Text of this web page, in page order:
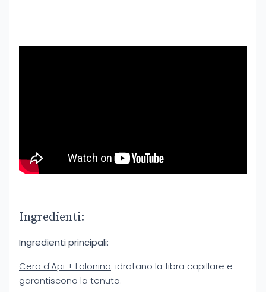
Ingredienti:
Ingredienti principali:
Cera d'Api + Lalonina: idratano la fibra capillare e
garantiscono la tenuta.